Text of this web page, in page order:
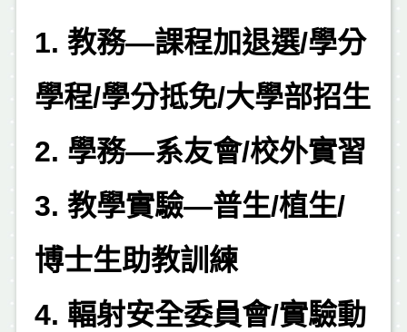
1. 教務—課程加退選/學分
學程/學分抵免/大學部招生
2. 學務—系友會/校外實習
3. 教學實驗—普生/植生/
博士生助教訓練
4. 輻射安全委員會/實驗動